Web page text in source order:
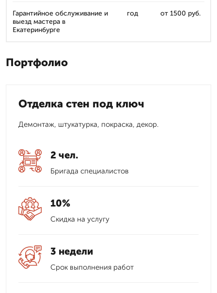
Гарантийное обслуживание и
выезд мастера в
Екатеринбурге
год от 1500 руб.
Портфолио
Отделка стен под ключ
Демонтаж, штукатурка, покраска, декор.
2 чел.
Бригада специалистов
10%
Скидка на услугу
3 недели
Срок выполнения работ